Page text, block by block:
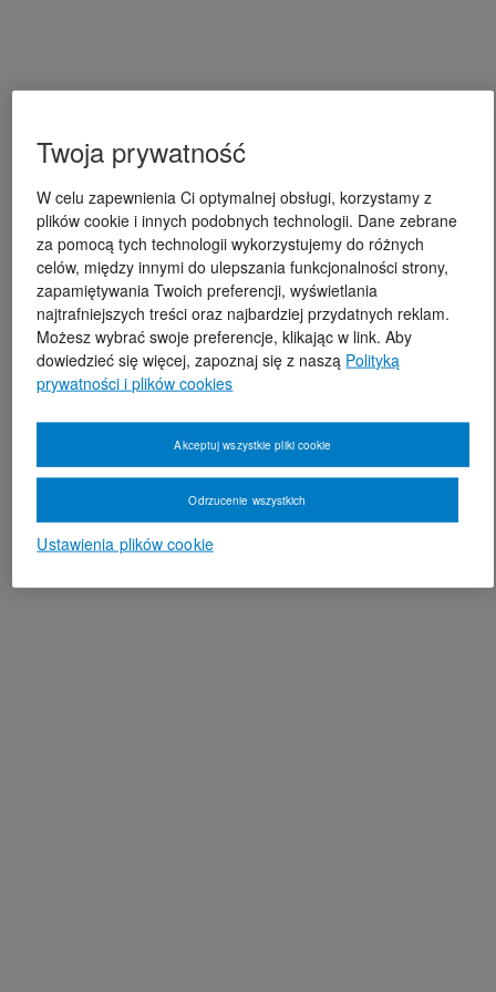
Twoja prywatność
W celu zapewnienia Ci optymalnej obsługi, korzystamy z
plików cookie i innych podobnych technologii. Dane zebrane
za pomocą tych technologii wykorzystujemy do różnych
celów, między innymi do ulepszania funkcjonalności strony,
zapamiętywania Twoich preferencji, wyświetlania
najtrafniejszych treści oraz najbardziej przydatnych reklam.
Możesz wybrać swoje preferencje, klikając w link. Aby
dowiedzieć się więcej, zapoznaj się z naszą Polityką
prywatności i plików cookies
Ustawienia plików cookie
Odrzucenie wszystkich
Akceptuj wszystkie pliki cookie